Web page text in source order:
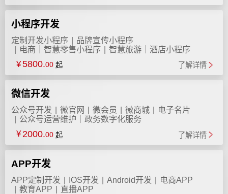
小程序开发
定制开发小程序
品牌宣传小程序
电商｜智慧零售小程序
智慧旅游｜酒店小程序
¥5800.00 起 了解详情
微信开发
公众号开发 微官网 微会员 微商城
电子名片
公众号运营维护｜政务数字化服务
¥ 2000.00 起 了解详情
APP开发
APP定制开发 IOS开发 Android开发
电商APP
教育APP
直播APP